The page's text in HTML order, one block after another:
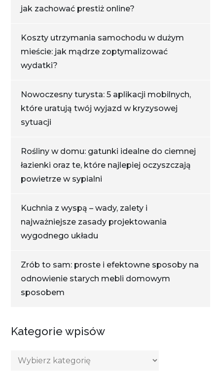
jak zachować prestiż online?
Koszty utrzymania samochodu w dużym
mieście: jak mądrze zoptymalizować
wydatki?
Nowoczesny turysta: 5 aplikacji mobilnych,
które uratują twój wyjazd w kryzysowej
sytuacji
Rośliny w domu: gatunki idealne do ciemnej
łazienki oraz te, które najlepiej oczyszczają
powietrze w sypialni
Kuchnia z wyspą – wady, zalety i
najważniejsze zasady projektowania
wygodnego układu
Zrób to sam: proste i efektowne sposoby na
odnowienie starych mebli domowym
sposobem
Kategorie wpisów
Kategorie